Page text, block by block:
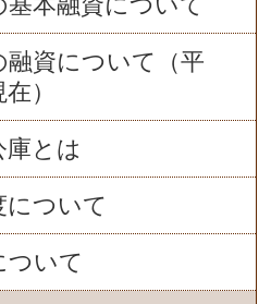
融資について（平
）
庫とは
について
ついて